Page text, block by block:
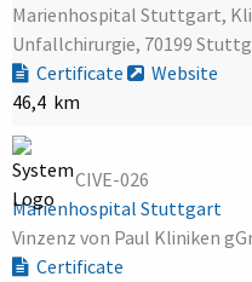
Marienhospital Stuttgart,
Unfallchirurgie, 70199
Certificate
Website
46,4 km
CIVE-026
Marienhospital Stuttgart
Vinzenz von Paul Kliniken
Certificate